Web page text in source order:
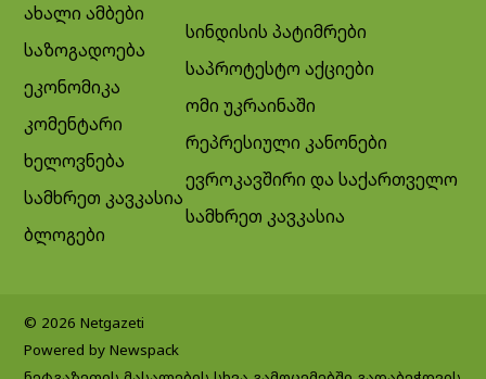
ახალი ამბები
საზოგადოება
ეკონომიკა
კომენტარი
ხელოვნება
სამხრეთ კავკასია
ბლოგები
სინდისის პატიმრები
საპროტესტო აქციები
ომი უკრაინაში
რეპრესიული კანონები
ევროკავშირი და საქართველო
სამხრეთ კავკასია
© 2026 Netgazeti
Powered by Newspack